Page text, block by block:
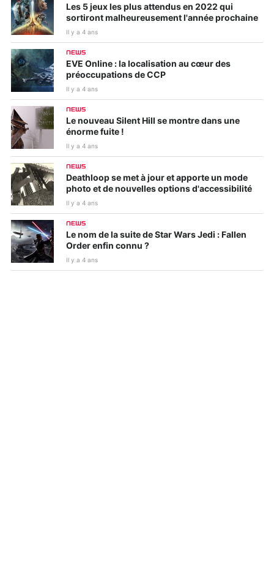
Les 5 jeux les plus attendus en 2022 qui
sortiront malheureusement l'année prochaine
Il y a 4 ans
NEWS
EVE Online : la localisation au cœur des
préoccupations de CCP
Il y a 4 ans
NEWS
Le nouveau Silent Hill se montre dans une
énorme fuite !
Il y a 4 ans
NEWS
Deathloop se met à jour et apporte un mode
photo et de nouvelles options d'accessibilité
Il y a 4 ans
NEWS
Le nom de la suite de Star Wars Jedi : Fallen
Order enfin connu ?
Il y a 4 ans